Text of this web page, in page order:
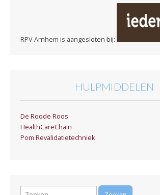
RPV Arnhem is aangesloten bij:
HULPMIDDELEN
De Roode Roos
HealthCareChain
Pom Revalidatietechniek
Zoeken